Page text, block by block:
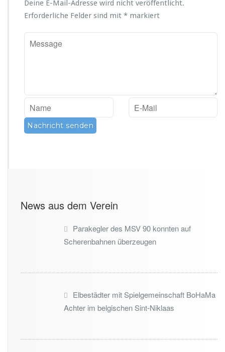
Deine E-Mail-Adresse wird nicht veröffentlicht.
Erforderliche Felder sind mit * markiert
News aus dem Verein
Parakegler des MSV 90 konnten auf
Scherenbahnen überzeugen
Elbestädter mit Spielgemeinschaft BoHaMa
Achter im belgischen Sint-Niklaas